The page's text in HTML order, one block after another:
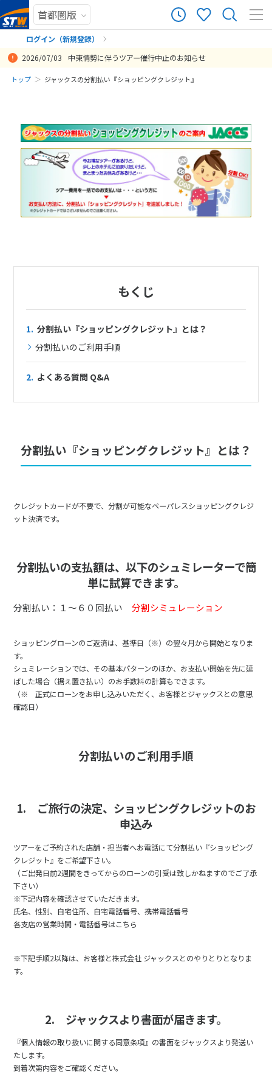
ログイン（新規登録）
まだ履歴がありません
2026/07/03 中東情勢に伴うツアー催行中止のお知らせ
トップ ジャックスの分割払い『ショッピングクレジット』
もくじ
1. 分割払い『ショッピングクレジット』とは？
分割払いのご利用手順
2. よくある質問 Q&A
分割払い『ショッピングクレジット』とは？
クレジットカードが不要で、分割が可能なペーパレスショッピングクレジ
ット決済です。
分割払いの支払額は、以下のシュミレーターで簡
単に試算できます。
分割払い：１～６０回払い分割シミュレーション
ショッピングローンのご返済は、基準日（※）の翌々月から開始となりま
す。
シュミレーションでは、その基本パターンのほか、お支払い開始を先に延
ばした場合（据え置き払い）のお手数料の計算もできます。
（※ 正式にローンをお申し込みいただく、お客様とジャックスとの意思
確認日）
分割払いのご利用手順
1. ご旅行の決定、ショッピングクレジットのお
申込み
ツアーをご予約された店舗・担当者へお電話にて分割払い『ショッピング
クレジット』をご希望下さい。
（ご出発日前2週間をきってからのローンの引受は致しかねますのでご了承
下さい）
※下記内容を確認させていただきます。
氏名、性別、自宅住所、自宅電話番号、携帯電話番号
各支店の営業時間・電話番号はこちら
※下記手順2以降は、お客様と株式会社 ジャックスとのやりとりとなりま
す。
2. ジャックスより書面が届きます。
『個人情報の取り扱いに関する同意条項』の書面をジャックスより発送い
たします。
到着次第内容をご確認ください。